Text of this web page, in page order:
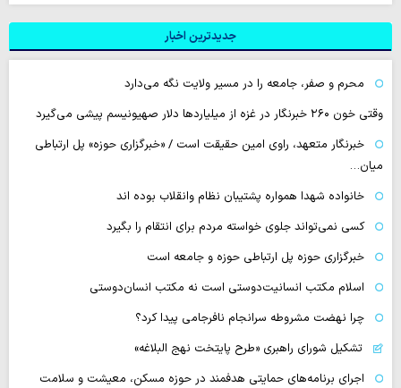
جدیدترین اخبار
محرم و صفر، جامعه را در مسیر ولایت نگه می‌دارد
وقتی خون ۲۶۰ خبرنگار در غزه از میلیاردها دلار صهیونیسم پیشی می‌گیرد
خبرنگار متعهد، راوی امین حقیقت است / «خبرگزاری حوزه» پل ارتباطی
میان…
خانواده شهدا همواره پشتیبان نظام وانقلاب بوده اند
کسی نمی‌تواند جلوی خواسته مردم برای انتقام را بگیرد
خبرگزاری حوزه پل ارتباطی حوزه و جامعه است
اسلام مکتب انسانیت‌دوستی است نه مکتب انسان‌دوستی
چرا نهضت مشروطه سرانجام نافرجامی پیدا کرد؟
تشکیل شورای راهبری «طرح پایتخت نهج البلاغه»
اجرای برنامه‌های حمایتی هدفمند در حوزه مسکن، معیشت و سلامت